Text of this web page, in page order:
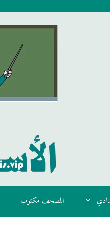
المصحف مكتوب